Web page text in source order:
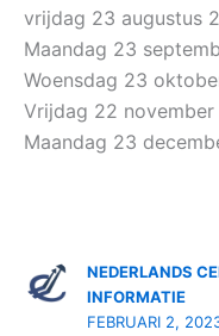
vrijdag 23 augustus
Maandag 23
Woensdag 23
Vrijdag 22
Maandag 23
NEDERLANDS
INFORMATIE
FEBRUARI 2,